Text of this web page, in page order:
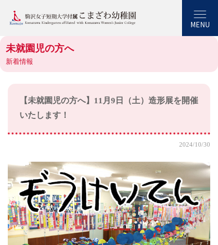
MENU
未就園児の方へ
新着情報
【未就園児の方へ】11月9日（土）造形展を開催
いたします！
2024/10/30